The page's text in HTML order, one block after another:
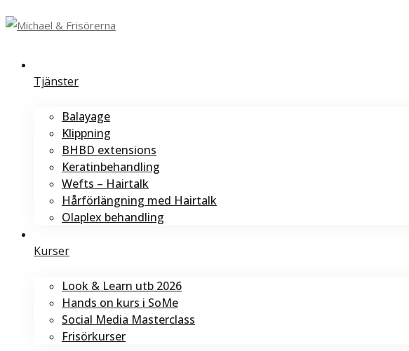
Tjänster
Balayage
Klippning
BHBD extensions
Keratinbehandling
Wefts – Hairtalk
Hårförlängning med Hairtalk
Olaplex behandling
Kurser
Look & Learn utb 2026
Hands on kurs i SoMe
Social Media Masterclass
Frisörkurser